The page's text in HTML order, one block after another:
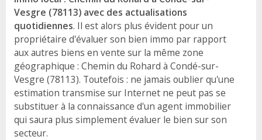
Vesgre (78113) avec des actualisations
quotidiennes. Il est alors plus évident pour un
propriétaire d'évaluer son bien immo par rapport
aux autres biens en vente sur la même zone
géographique : Chemin du Rohard à Condé-sur-
Vesgre (78113). Toutefois : ne jamais oublier qu'une
estimation transmise sur Internet ne peut pas se
substituer à la connaissance d'un agent immobilier
qui saura plus simplement évaluer le bien sur son
secteur.